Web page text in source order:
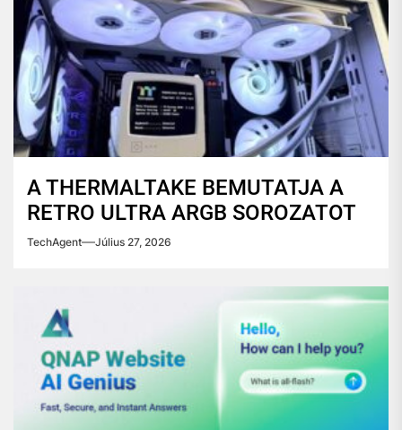
A THERMALTAKE BEMUTATJA A
RETRO ULTRA ARGB SOROZATOT
TechAgent Július 27, 2026